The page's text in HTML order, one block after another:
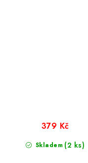
Skladem (2 ks)
379 Kč